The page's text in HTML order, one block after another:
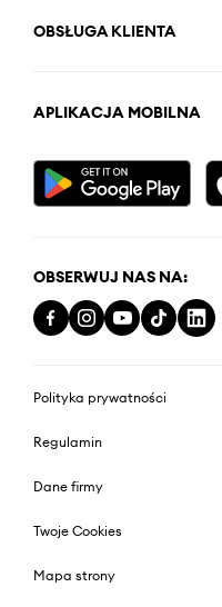
OBSŁUGA KLIENTA
APLIKACJA MOBILNA
OBSERWUJ NAS NA:
Polityka prywatności
Regulamin
Dane firmy
Twoje Cookies
Mapa strony